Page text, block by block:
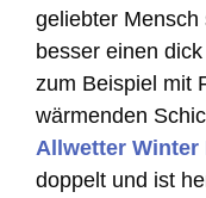
geliebter
besser einen
zum Beispiel mit
wärmenden
Allwetter
doppelt und ist